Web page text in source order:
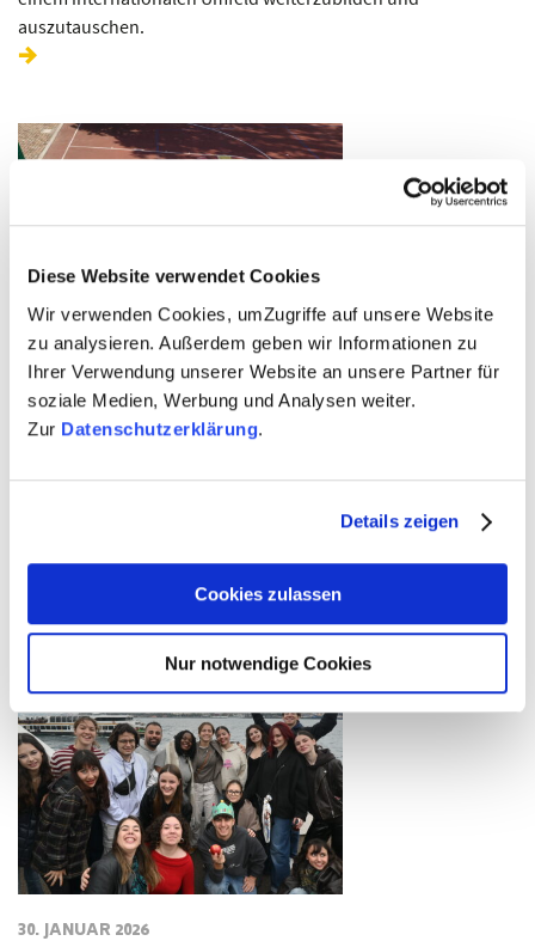
Diese Website verwendet Cookies
Wir verwenden Cookies, umZugriffe auf unsere Website
zu analysieren. Außerdem geben wir Informationen zu
Ihrer Verwendung unserer Website an unsere Partner für
soziale Medien, Werbung und Analysen weiter.
Zur Datenschutzerklärung.
Details zeigen
Cookies zulassen
Nur notwendige Cookies
auszutauschen.
3. FEBRUAR 2026
Jetzt Bewerben: Fellowship 2026
vorstellen hast, in denen junge Menschen kritisch diskutieren,
dann ist dieser Aufruf genau das Richtige für Dich!
30. JANUAR 2026